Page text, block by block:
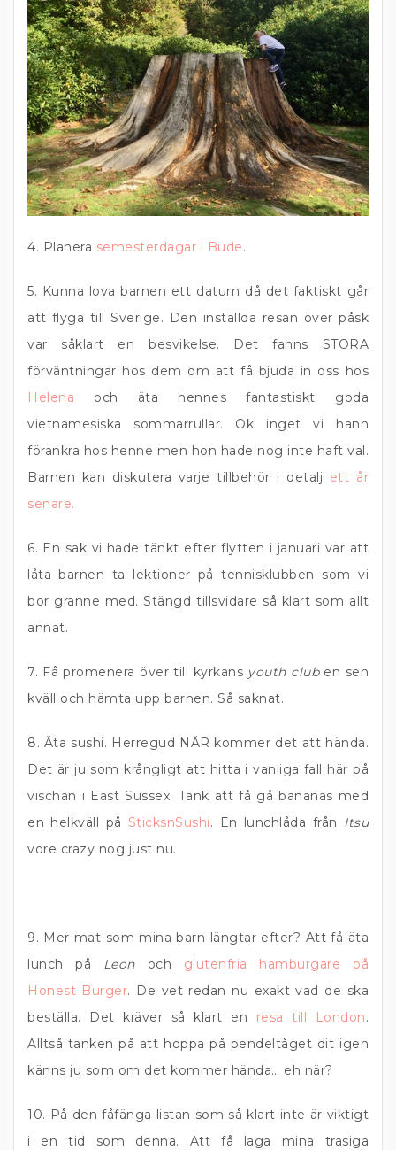
4. Planera semesterdagar i Bude.
5. Kunna lova barnen ett datum då det faktiskt går
att flyga till Sverige. Den inställda resan över påsk
var såklart en besvikelse. Det fanns STORA
förväntningar hos dem om att få bjuda in oss hos
Helena och äta hennes fantastiskt goda
vietnamesiska sommarrullar. Ok inget vi hann
förankra hos henne men hon hade nog inte haft val.
Barnen kan diskutera varje tillbehör i detalj ett år
senare.
6. En sak vi hade tänkt efter flytten i januari var att
låta barnen ta lektioner på tennisklubben som vi
bor granne med. Stängd tillsvidare så klart som allt
annat.
7. Få promenera över till kyrkans youth cluben sen
kväll och hämta upp barnen. Så saknat.
8. Äta sushi. Herregud NÄR kommer det att hända.
Det är ju som krångligt att hitta i vanliga fall här på
vischan i East Sussex. Tänk att få gå bananas med
en helkväll på SticksnSushi. En lunchlåda från Itsu
vore crazy nog just nu.
9. Mer mat som mina barn längtar efter? Att få äta
lunch på Leonoch glutenfria hamburgare på
Honest Burger. De vet redan nu exakt vad de ska
beställa. Det kräver så klart en resa till London.
Alltså tanken på att hoppa på pendeltåget dit igen
känns ju som om det kommer hända… eh när?
10. På den fåfänga listan som så klart inte är viktigt
i en tid som denna. Att få laga mina trasiga